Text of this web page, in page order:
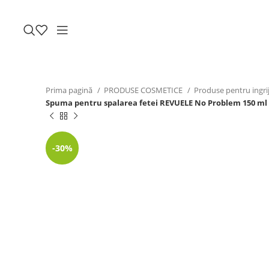
Prima pagină PRODUSE COSMETICE Produse pentru
Spuma pentru spalarea fetei REVUELE No Problem 150
-30%